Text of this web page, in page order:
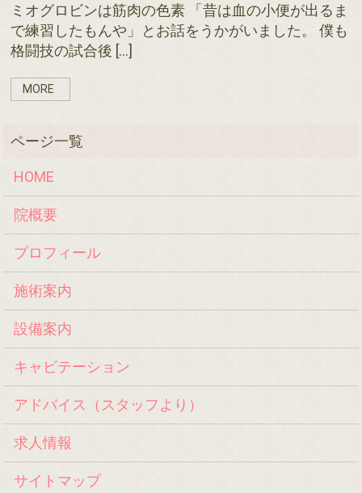
ミオグロビンは筋肉の色素 「昔は血の小便が出るま
で練習したもんや」とお話をうかがいました。 僕も
格闘技の試合後 […]
MORE
HOME
院概要
プロフィール
施術案内
設備案内
キャビテーション
アドバイス（スタッフより）
求人情報
サイトマップ